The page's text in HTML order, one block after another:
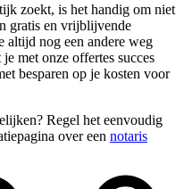
zoekt, is het handig om niet
gratis en vrijblijvende
altijd nog een andere weg
met onze offertes succes
besparen op je kosten voor
Regel het eenvoudig
over een notaris